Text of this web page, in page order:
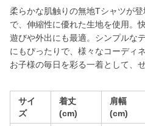
柔らかな肌触りの無地Tシャツが
で、伸縮性に優れた生地を使用。
遊びや外出にも最適。シンプルな
にもぴったりで、様々なコーディ
お子様の毎日を彩る一着として、
サイ
ズ
着丈
(cm)
肩幅
(cm)